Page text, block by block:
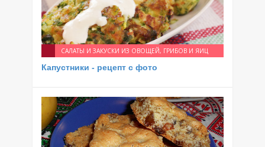
САЛАТЫ И ЗАКУСКИ ИЗ ОВОЩЕЙ, ГРИБОВ И ЯИЦ
Капустники - рецепт с фото